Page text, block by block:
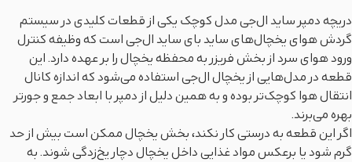
دریچه دمپر ساید ال‌جی مدل کوچک یکی از قطعات کلیدی در سیستم
گردش هوای یخچال‌های ساید بای ساید ال‌جی است که وظیفه کنترل
ورود هوای سرد از بخش فریزر به محفظه یخچال را بر عهده دارد. این
قطعه در مدل‌هایی از یخچال ال‌جی استفاده می‌شود که اندازه کانال
انتقال هوا کوچک‌تر بوده و به همین دلیل از دمپر با ابعاد جمع‌ و جورتر
بهره می‌برند.
اگر این قطعه به درستی کار نکند، بخش یخچال ممکن است بیش از حد
گرم شود یا برعکس مواد غذایی داخل یخچال دچار یخ‌زدگی شوند. به